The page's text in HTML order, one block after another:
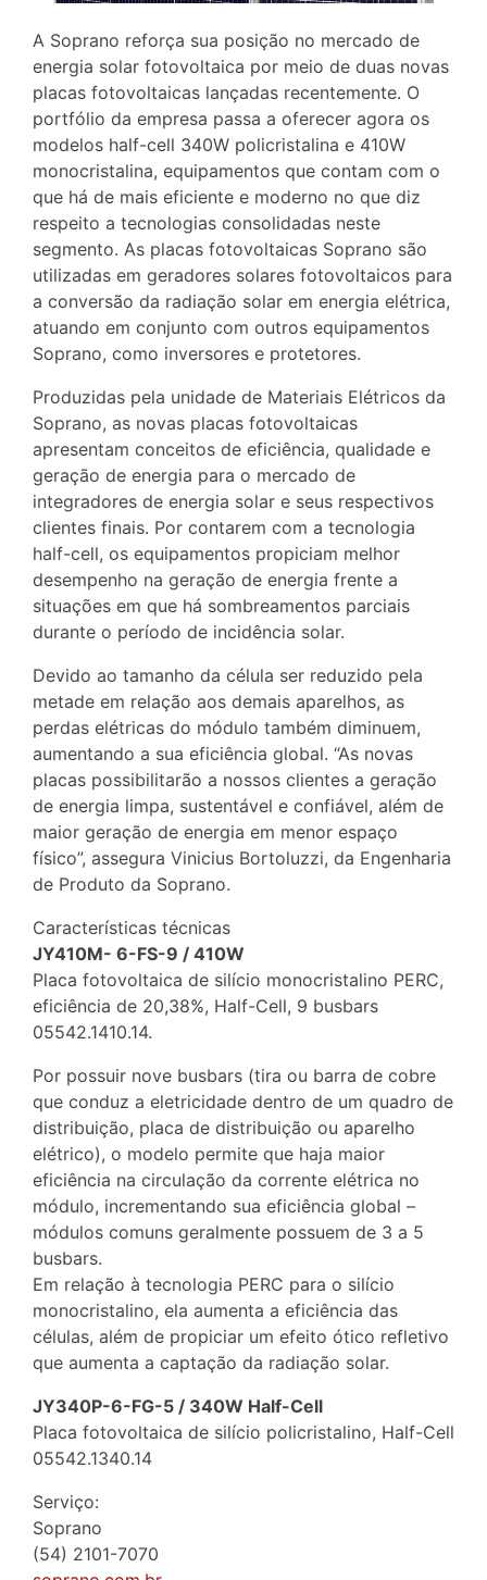
A Soprano reforça sua posição no mercado de
energia solar fotovoltaica por meio de duas novas
placas fotovoltaicas lançadas recentemente. O
portfólio da empresa passa a oferecer agora os
modelos half-cell 340W policristalina e 410W
monocristalina, equipamentos que contam com o
que há de mais eficiente e moderno no que diz
respeito a tecnologias consolidadas neste
segmento. As placas fotovoltaicas Soprano são
utilizadas em geradores solares fotovoltaicos para
a conversão da radiação solar em energia elétrica,
atuando em conjunto com outros equipamentos
Soprano, como inversores e protetores.
Produzidas pela unidade de Materiais Elétricos da
Soprano, as novas placas fotovoltaicas
apresentam conceitos de eficiência, qualidade e
geração de energia para o mercado de
integradores de energia solar e seus respectivos
clientes finais. Por contarem com a tecnologia
half-cell, os equipamentos propiciam melhor
desempenho na geração de energia frente a
situações em que há sombreamentos parciais
durante o período de incidência solar.
Devido ao tamanho da célula ser reduzido pela
metade em relação aos demais aparelhos, as
perdas elétricas do módulo também diminuem,
aumentando a sua eficiência global. “As novas
placas possibilitarão a nossos clientes a geração
de energia limpa, sustentável e confiável, além de
maior geração de energia em menor espaço
físico”, assegura Vinicius Bortoluzzi, da Engenharia
de Produto da Soprano.
Características técnicas
JY410M- 6-FS-9 / 410W
Placa fotovoltaica de silício monocristalino PERC,
eficiência de 20,38%, Half-Cell, 9 busbars
05542.1410.14.
Por possuir nove busbars (tira ou barra de cobre
que conduz a eletricidade dentro de um quadro de
distribuição, placa de distribuição ou aparelho
elétrico), o modelo permite que haja maior
eficiência na circulação da corrente elétrica no
módulo, incrementando sua eficiência global –
módulos comuns geralmente possuem de 3 a 5
busbars.
Em relação à tecnologia PERC para o silício
monocristalino, ela aumenta a eficiência das
células, além de propiciar um efeito ótico refletivo
que aumenta a captação da radiação solar.
JY340P-6-FG-5 / 340W Half-Cell
Placa fotovoltaica de silício policristalino, Half-Cell
05542.1340.14
Serviço:
Soprano
(54) 2101-7070